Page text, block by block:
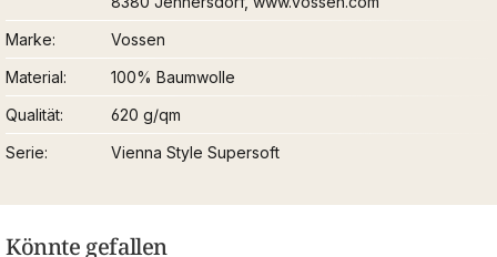
Marke
Vossen
Material
100% Baumwolle
Qualität
620 g/qm
Serie
Vienna Style Supersoft
Könnte gefallen